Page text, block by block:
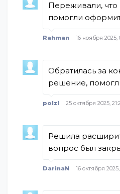
Переживали, что
помогли
Rahman 16 ноября 2025,
Обратилась за
решение,
polzl 25 октября 2025,
Решила
вопрос был
DarinaN 16 октября 2025,